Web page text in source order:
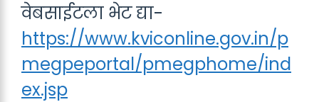
वेबसाईटला भेट द्या-
https://www.kviconline.gov.in/p
megpeportal/pmegphome/ind
ex.jsp